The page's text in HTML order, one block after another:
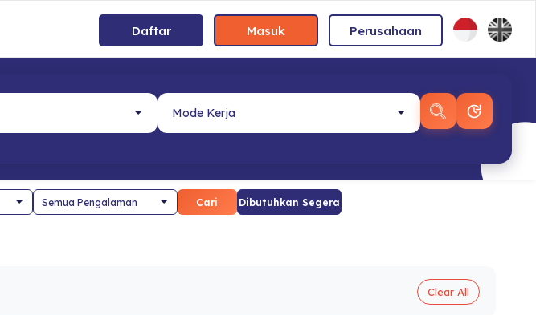
Daftar Masuk Perusahaan
Cari Dibutuhkan Segera
Clear All